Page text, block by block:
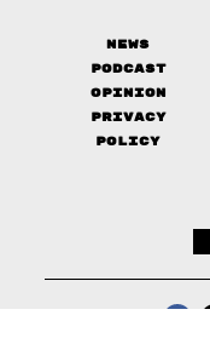
News
Podcast
Opinion
Privacy
Policy